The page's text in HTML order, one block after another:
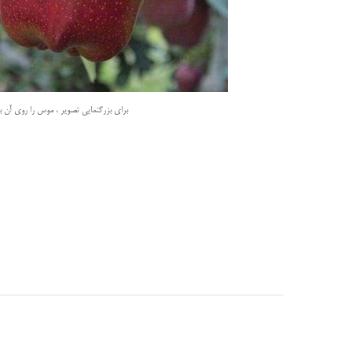
برای بزرگنمایی تصویر ، موس را روی آن